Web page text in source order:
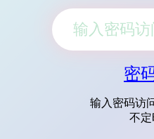
密
输入密码访
不